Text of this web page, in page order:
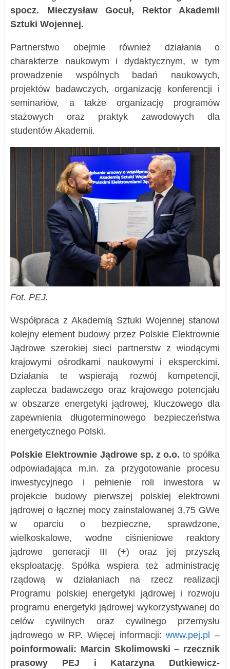
spocz. Mieczysław Gocuł, Rektor Akademii
Sztuki Wojennej.
Partnerstwo obejmie również działania o
charakterze naukowym i dydaktycznym, w tym
prowadzenie wspólnych badań naukowych,
projektów badawczych, organizację konferencji i
seminariów, a także organizację programów
stażowych oraz praktyk zawodowych dla
studentów Akademii.
Fot. PEJ.
Współpraca z Akademią Sztuki Wojennej stanowi
kolejny element budowy przez Polskie Elektrownie
Jądrowe szerokiej sieci partnerstw z wiodącymi
krajowymi ośrodkami naukowymi i eksperckimi.
Działania te wspierają rozwój kompetencji,
zaplecza badawczego oraz krajowego potencjału
w obszarze energetyki jądrowej, kluczowego dla
zapewnienia długoterminowego bezpieczeństwa
energetycznego Polski.
Polskie Elektrownie Jądrowe sp. z o.o. to spółka
odpowiadająca m.in. za przygotowanie procesu
inwestycyjnego i pełnienie roli inwestora w
projekcie budowy pierwszej polskiej elektrowni
jądrowej o łącznej mocy zainstalowanej 3,75 GWe
w oparciu o bezpieczne, sprawdzone,
wielkoskalowe, wodne ciśnieniowe reaktory
jądrowe generacji III (+) oraz jej przyszłą
eksploatację. Spółka wspiera też administrację
rządową w działaniach na rzecz realizacji
Programu polskiej energetyki jądrowej i rozwoju
programu energetyki jądrowej wykorzystywanej do
celów cywilnych oraz cywilnego przemysłu
jądrowego w RP. Więcej informacji:www.pej.pl
–
poinformowali: Marcin Skolimowski – rzecznik
prasowy PEJ i Katarzyna Dutkiewicz-